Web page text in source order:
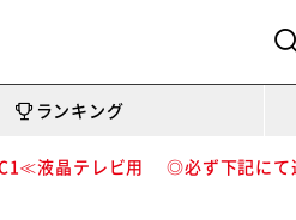
ランキング
液晶テレビ用 ◎必ず下記に